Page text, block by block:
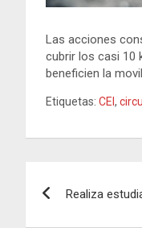
Las acciones
cubrir los casi 10
beneficien la
Etiquetas: CEI ,
Realiza